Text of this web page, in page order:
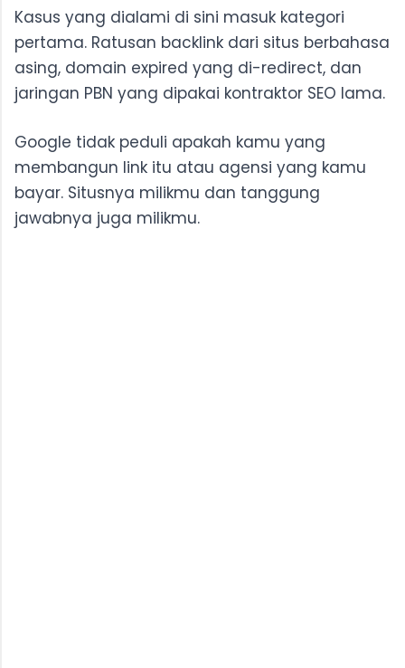
Kasus yang dialami di sini masuk kategori
pertama. Ratusan backlink dari situs berbahasa
asing, domain expired yang di-redirect, dan
jaringan PBN yang dipakai kontraktor SEO lama.
Google tidak peduli apakah kamu yang
membangun link itu atau agensi yang kamu
bayar. Situsnya milikmu dan tanggung
jawabnya juga milikmu.